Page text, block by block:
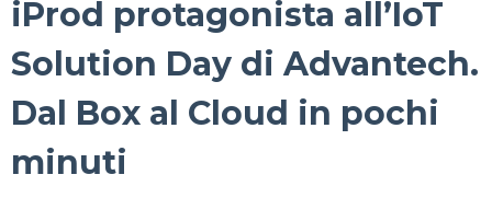
iProd protagonista all’IoT
Solution Day di Advantech.
Dal Box al Cloud in pochi
minuti